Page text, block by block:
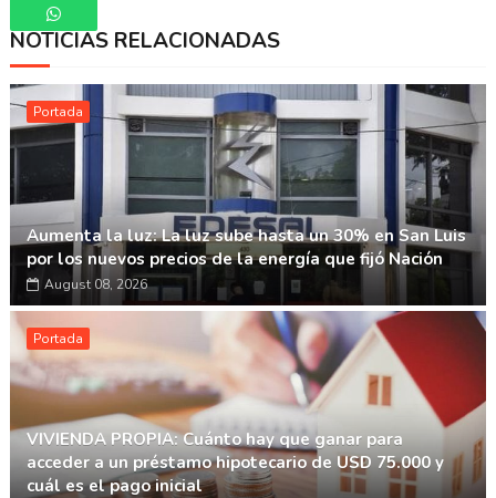
Whatsapp
NOTICIAS RELACIONADAS
Portada
Aumenta la luz: La luz sube hasta un 30% en San Luis
por los nuevos precios de la energía que fijó Nación
August 08, 2026
Portada
VIVIENDA PROPIA: Cuánto hay que ganar para
acceder a un préstamo hipotecario de USD 75.000 y
cuál es el pago inicial